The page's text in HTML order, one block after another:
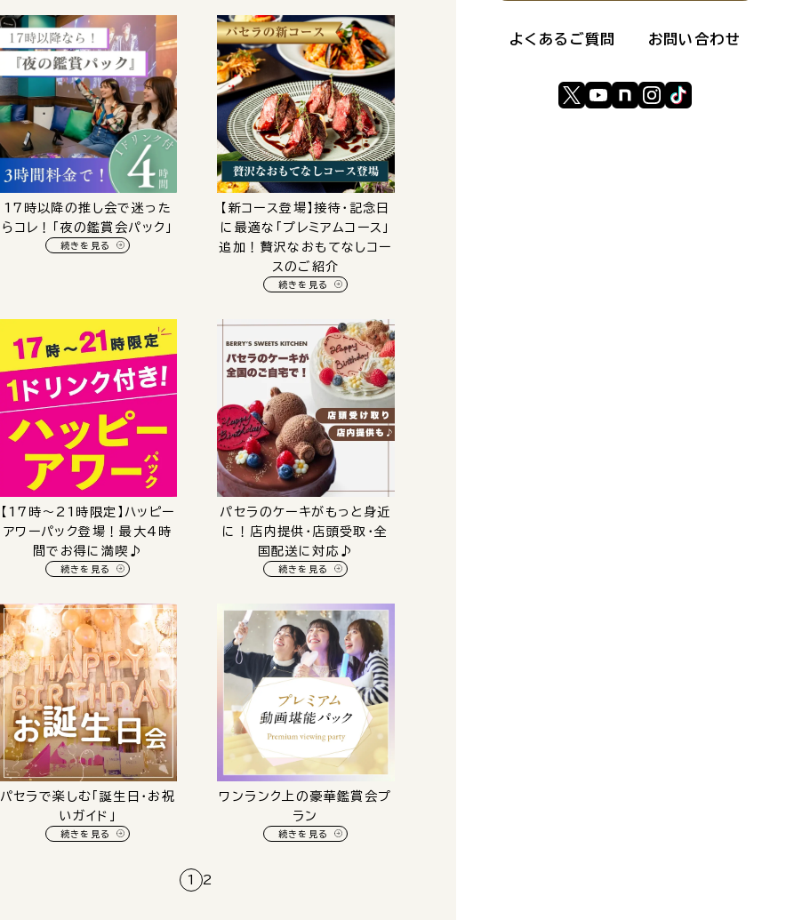
よくあるご質問 お問い合わせ
17時以降の推し会で迷った
らコレ！「夜の鑑賞会パック」
続きを見る
【新コース登場】接待・記念日
に最適な「プレミアムコース」
追加！贅沢なおもてなしコー
スのご紹介
続きを見る
【17時～21時限定】ハッピー
アワーパック登場！最大4時
間でお得に満喫♪
続きを見る
パセラのケーキがもっと身近
に！店内提供・店頭受取・全
国配送に対応♪
続きを見る
パセラで楽しむ「誕生日・お祝
いガイド」
続きを見る
ワンランク上の豪華鑑賞会プ
ラン
続きを見る
1 2